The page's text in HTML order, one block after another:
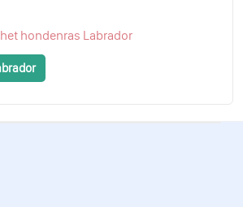
hondenras Labrador